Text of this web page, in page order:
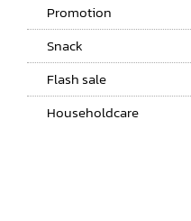
Promotion
Snack
Flash sale
Householdcare